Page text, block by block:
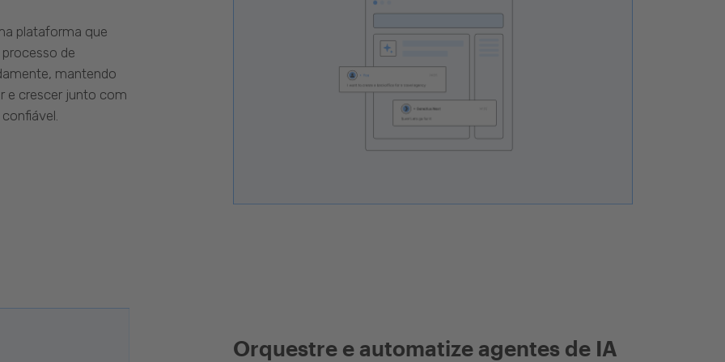
plataforma que
de
mantendo
e crescer junto com
Orquestre e automatize agentes de IA